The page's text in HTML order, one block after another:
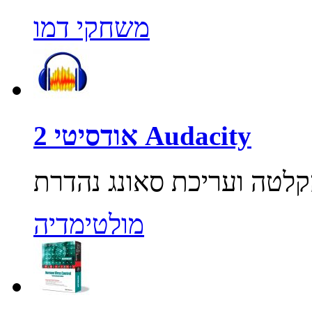
משחקי דמו
אודסיטי 2 Audacity
מולטימדיה